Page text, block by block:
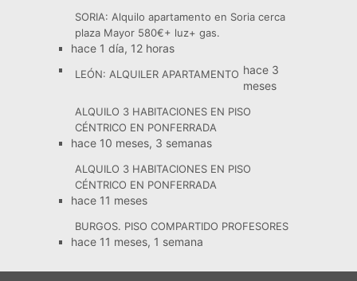
SORIA: Alquilo apartamento en Soria cerca
plaza Mayor 580€+ luz+ gas.
hace 1 día, 12 horas
LEÓN: ALQUILER APARTAMENTO hace 3
meses
ALQUILO 3 HABITACIONES EN PISO
CÉNTRICO EN PONFERRADA
hace 10 meses, 3 semanas
ALQUILO 3 HABITACIONES EN PISO
CÉNTRICO EN PONFERRADA
hace 11 meses
BURGOS. PISO COMPARTIDO PROFESORES
hace 11 meses, 1 semana